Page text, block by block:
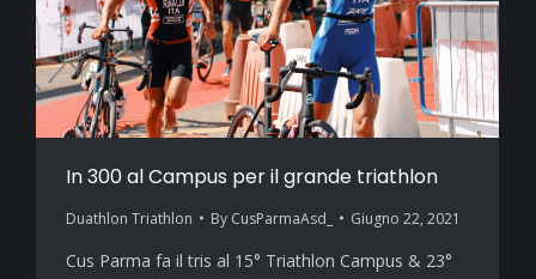
In 300 al Campus per il grande triathlon
Duathlon Triathlon By CusParmaAsd_ Giugno 22, 2021
Cus Parma fa il tris al 15° Triathlon Campus & 23°